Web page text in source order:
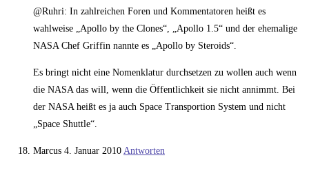
@Ruhri: In zahlreichen Foren und Kommentatoren heißt es
wahlweise „Apollo by the Clones“, „Apollo 1.5“ und der ehemalige
NASA Chef Griffin nannte es „Apollo by Steroids“.
Es bringt nicht eine Nomenklatur durchsetzen zu wollen auch wenn
die NASA das will, wenn die Öffentlichkeit sie nicht annimmt. Bei
der NASA heißt es ja auch Space Transportion System und nicht
„Space Shuttle“.
Marcus 4. Januar 2010 Antworten